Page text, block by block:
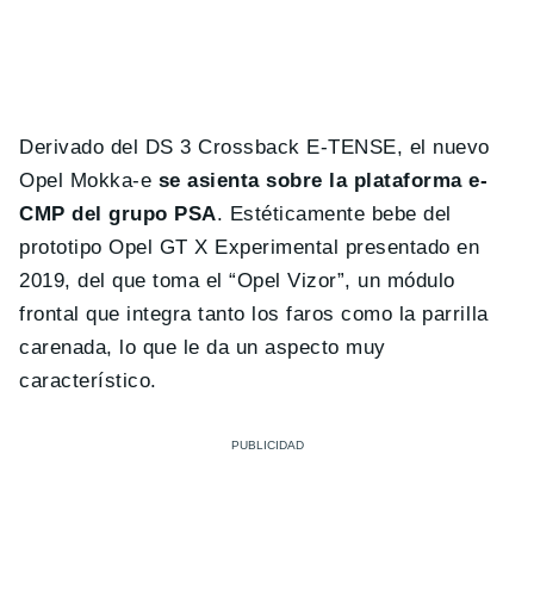
Derivado del DS 3 Crossback E-TENSE, el nuevo
Opel Mokka-e se asienta sobre la plataforma e-
CMP del grupo PSA. Estéticamente bebe del
prototipo Opel GT X Experimental presentado en
2019, del que toma el “Opel Vizor”, un módulo
frontal que integra tanto los faros como la parrilla
carenada, lo que le da un aspecto muy
característico.